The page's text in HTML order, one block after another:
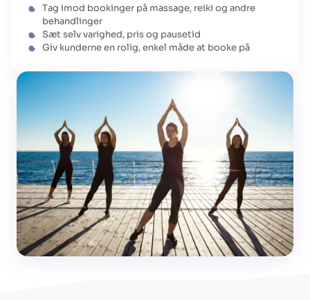
Tag imod bookinger på massage, reiki og andre
behandlinger
Sæt selv varighed, pris og pausetid
Giv kunderne en rolig, enkel måde at booke på